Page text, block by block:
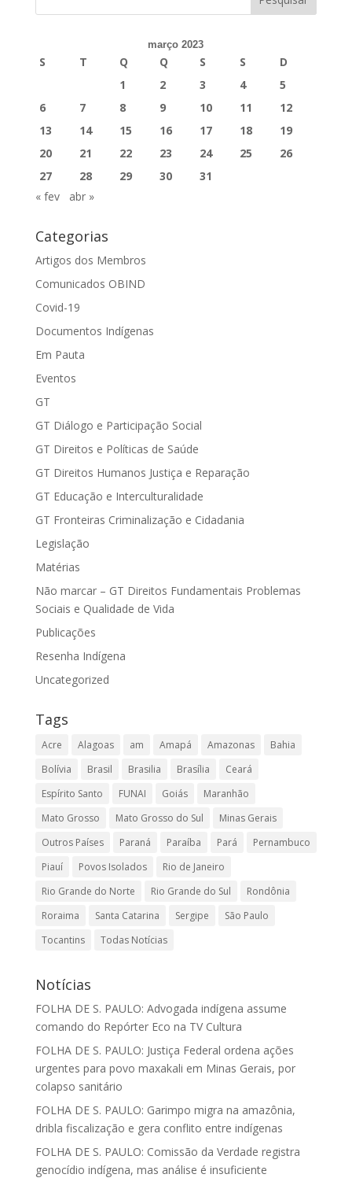
março 2023
S T Q Q S S
D
1
2 3 4
5
6
7 8 9 10 11
12
13
14 15 16 17 18
19
20
21 22 23 24 25
26
27
28 29 30
31
« fev
abr »
Categorias
Artigos dos Membros
Comunicados OBIND
Covid-19
Documentos Indígenas
Em Pauta
Eventos
GT
GT Diálogo e Participação Social
GT Direitos e Políticas de Saúde
GT Direitos Humanos Justiça e Reparação
GT Educação e Interculturalidade
GT Fronteiras Criminalização e Cidadania
Legislação
Matérias
Não marcar – GT Direitos Fundamentais Problemas
Sociais e Qualidade de Vida
Publicações
Resenha Indígena
Uncategorized
Tags
Acre Alagoas am Amapá Amazonas
Bahia
Bolívia
Brasil Brasilia Brasília
Ceará
Espírito Santo
FUNAI Goiás
Maranhão
Mato Grosso
Mato Grosso do Sul
Minas Gerais
Outros Países
Paraná Paraíba Pará
Pernambuco
Piauí
Povos Isolados
Rio de Janeiro
Rio Grande do Norte
Rio Grande do Sul
Rondônia
Roraima
Santa Catarina Sergipe
São Paulo
Tocantins
Todas Notícias
Notícias
FOLHA DE S. PAULO: Advogada indígena assume
comando do Repórter Eco na TV Cultura
FOLHA DE S. PAULO: Justiça Federal ordena ações
urgentes para povo maxakali em Minas Gerais, por
colapso sanitário
FOLHA DE S. PAULO: Garimpo migra na amazônia,
dribla fiscalização e gera conflito entre indígenas
FOLHA DE S. PAULO: Comissão da Verdade registra
genocídio indígena, mas análise é insuficiente